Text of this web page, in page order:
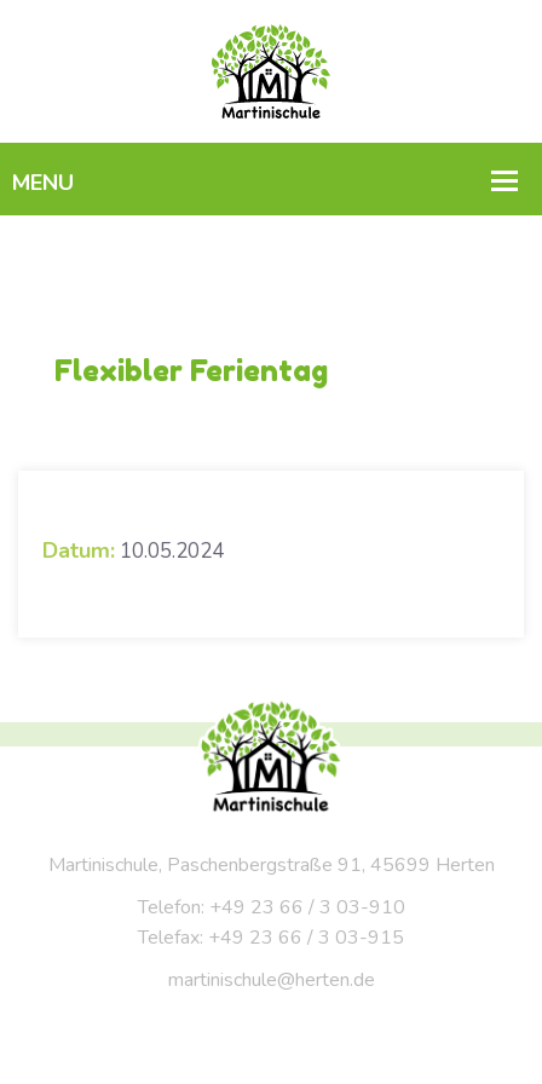
Flexibler Ferientag
Datum: 10.05.2024
Martinischule, Paschenbergstraße 91, 45699 Herten
Telefon: +49 23 66 / 3 03-910
Telefax: +49 23 66 / 3 03-915
martinischule@herten.de